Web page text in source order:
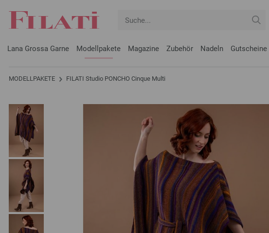
Lana Grossa Garne Modellpakete Magazine Zubehör Nadeln Gutscheine
MODELLPAKETE FILATI Studio PONCHO Cinque Multi